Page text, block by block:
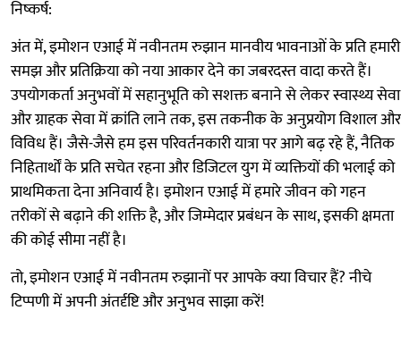
निष्कर्ष:
अंत में, इमोशन एआई में नवीनतम रुझान मानवीय भावनाओं के प्रति हमारी
समझ और प्रतिक्रिया को नया आकार देने का जबरदस्त वादा करते हैं।
उपयोगकर्ता अनुभवों में सहानुभूति को सशक्त बनाने से लेकर स्वास्थ्य सेवा
और ग्राहक सेवा में क्रांति लाने तक, इस तकनीक के अनुप्रयोग विशाल और
विविध हैं। जैसे-जैसे हम इस परिवर्तनकारी यात्रा पर आगे बढ़ रहे हैं, नैतिक
निहितार्थों के प्रति सचेत रहना और डिजिटल युग में व्यक्तियों की भलाई को
प्राथमिकता देना अनिवार्य है। इमोशन एआई में हमारे जीवन को गहन
तरीकों से बढ़ाने की शक्ति है, और जिम्मेदार प्रबंधन के साथ, इसकी क्षमता
की कोई सीमा नहीं है।
तो, इमोशन एआई में नवीनतम रुझानों पर आपके क्या विचार हैं? नीचे
टिप्पणी में अपनी अंतर्दृष्टि और अनुभव साझा करें!